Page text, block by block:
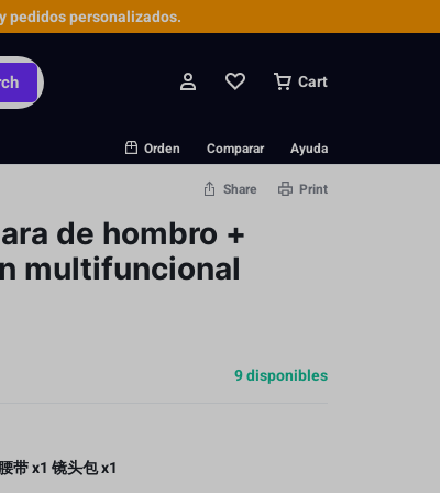
pedidos personalizados.
Cart
Orden Comparar Ayuda
Share Print
de hombro +
multifuncional
9 disponibles
带 x1 镜头包 x1